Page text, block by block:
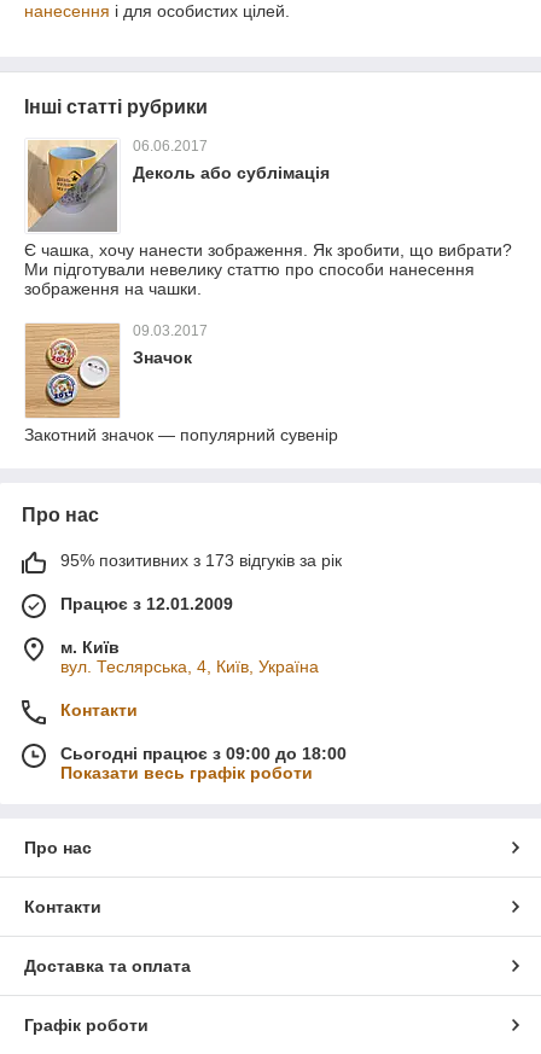
нанесення і для особистих цілей.
Інші статті рубрики
06.06.2017
Деколь або сублімація
Є чашка, хочу нанести зображення. Як зробити, що вибрати?
Ми підготували невелику статтю про способи нанесення
зображення на чашки.
09.03.2017
Значок
Закотний значок — популярний сувенір
Про нас
95% позитивних з 173 відгуків за рік
Працює з 12.01.2009
м. Київ
вул. Теслярська, 4, Київ, Україна
Контакти
Сьогодні працює з 09:00 до 18:00
Показати весь графік роботи
Про нас
Контакти
Доставка та оплата
Графік роботи